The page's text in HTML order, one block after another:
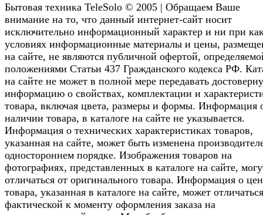
Бытовая техника TeleSolo © 2005 | Обращаем Ваше
внимание на то, что данный интернет-сайт носит
исключительно информационный характер и ни при
условиях информационные материалы и цены,
на сайте, не являются публичной офертой,
положениями Статьи 437 Гражданского кодекса РФ.
на сайте не может в полной мере передавать
информацию о свойствах, комплектации и
товара, включая цвета, размеры и формы. Информация
наличии товара, в каталоге на сайте не указывается.
Информация о технических характеристиках товаров,
указанная на сайте, может быть изменена
одностороннем порядке. Изображения товаров на
фотографиях, представленных в каталоге на сайте,
отличаться от оригинального товара. Информация о
товара, указанная в каталоге на сайте, может
фактической к моменту оформления заказа на